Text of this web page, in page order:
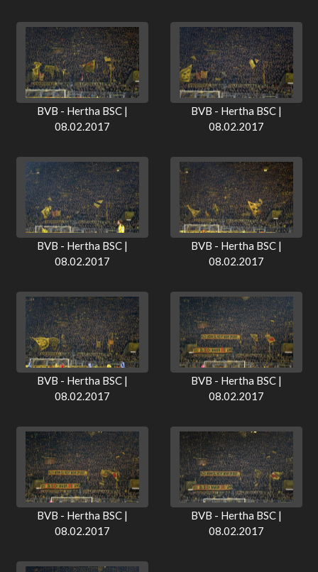
BVB - Hertha BSC |
08.02.2017
BVB - Hertha BSC |
08.02.2017
BVB - Hertha BSC |
08.02.2017
BVB - Hertha BSC |
08.02.2017
BVB - Hertha BSC |
08.02.2017
BVB - Hertha BSC |
08.02.2017
BVB - Hertha BSC |
08.02.2017
BVB - Hertha BSC |
08.02.2017